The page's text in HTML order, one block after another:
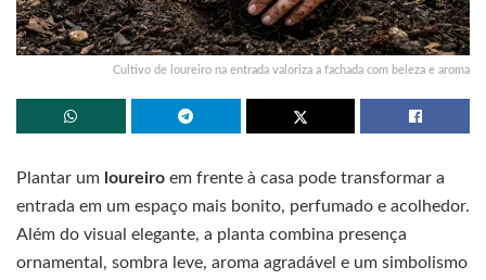
Cultivo de loureiro na entrada valoriza a fachada com beleza e aroma
Plantar um loureiro em frente à casa pode transformar a
entrada em um espaço mais bonito, perfumado e acolhedor.
Além do visual elegante, a planta combina presença
ornamental, sombra leve, aroma agradável e um simbolismo